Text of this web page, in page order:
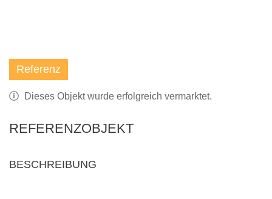
Referenz
Dieses Objekt wurde erfolgreich vermarktet.
REFERENZOBJEKT
BESCHREIBUNG